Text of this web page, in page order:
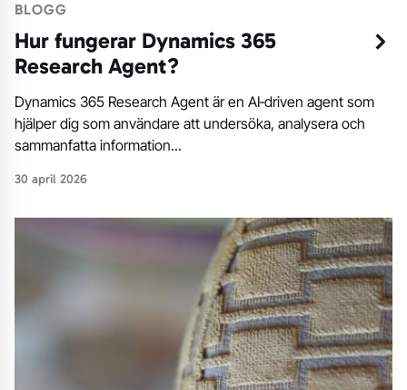
BLOGG
Hur fungerar Dynamics 365
Research Agent?
Dynamics 365 Research Agent är en AI‑driven agent som
hjälper dig som användare att undersöka, analysera och
sammanfatta information...
30 april 2026